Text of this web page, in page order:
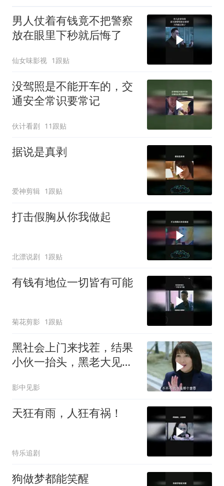
男人仗着有钱竟不把警察
放在眼里下秒就后悔了
仙女味影视 1跟贴
没驾照是不能开车的，交
通安全常识要常记
伙计看剧 11跟贴
据说是真剥
爱神剪辑 1跟贴
打击假胸从你我做起
北漂说剧 1跟贴
有钱有地位一切皆有可能
菊花剪影 1跟贴
黑社会上门来找茬，结果
小伙一抬头，黑老大见了
影中见影
天狂有雨，人狂有祸！
特乐追剧
狗做梦都能笑醒